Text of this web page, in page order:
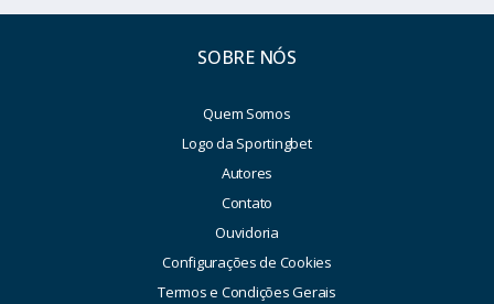
SOBRE NÓS
Quem Somos
Logo da Sportingbet
Autores
Contato
Ouvidoria
Configurações de Cookies
Termos e Condições Gerais